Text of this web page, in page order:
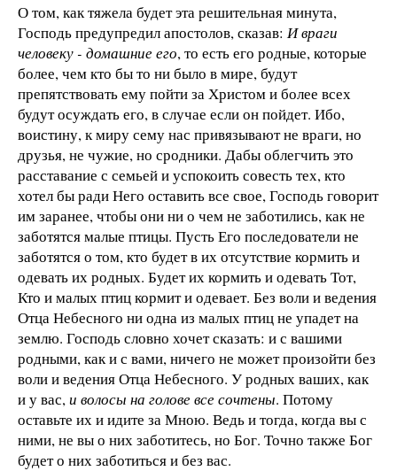
О том, как тяжела будет эта решительная минута,
Господь предупредил апостолов, сказав: И враги
человеку - домашние его, то есть его родные, которые
более, чем кто бы то ни было в мире, будут
препятствовать ему пойти за Христом и более всех
будут осуждать его, в случае если он пойдет. Ибо,
воистину, к миру сему нас привязывают не враги, но
друзья, не чужие, но сродники. Дабы облегчить это
расставание с семьей и успокоить совесть тех, кто
хотел бы ради Него оставить все свое, Господь говорит
им заранее, чтобы они ни о чем не заботились, как не
заботятся малые птицы. Пусть Его последователи не
заботятся о том, кто будет в их отсутствие кормить и
одевать их родных. Будет их кормить и одевать Тот,
Кто и малых птиц кормит и одевает. Без воли и ведения
Отца Небесного ни одна из малых птиц не упадет на
землю. Господь словно хочет сказать: и с вашими
родными, как и с вами, ничего не может произойти без
воли и ведения Отца Небесного. У родных ваших, как
и у вас,и волосы на голове все сочтены. Потому
оставьте их и идите за Мною. Ведь и тогда, когда вы с
ними, не вы о них заботитесь, но Бог. Точно также Бог
будет о них заботиться и без вас.